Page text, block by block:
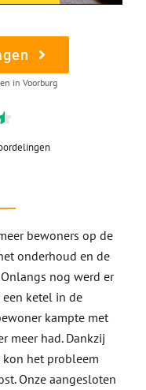
in Voorburg
bewoners op de
onderhoud en de
nog werd er
ketel in de
kampte met
meer had. Dankzij
kon het probleem
Onze aangesloten